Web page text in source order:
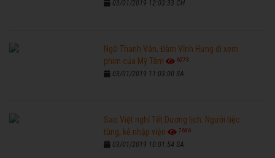
03/01/2019 12:03:33 CH
Ngô Thanh Vân, Đàm Vĩnh Hưng đi xem
phim của Mỹ Tâm
6273
03/01/2019 11:03:00 SA
Sao Việt nghỉ Tết Dương lịch: Người tiệc
tùng, kẻ nhập viện
7686
03/01/2019 10:01:54 SA